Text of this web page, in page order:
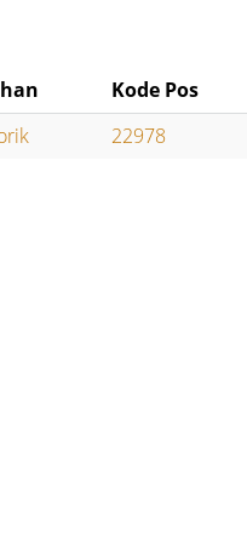
Kode Pos
22978